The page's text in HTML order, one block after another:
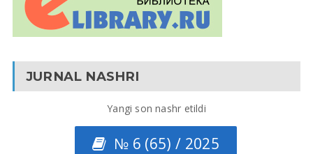
JURNAL NASHRI
Yangi son nashr etildi
№ 6 (65) / 2025